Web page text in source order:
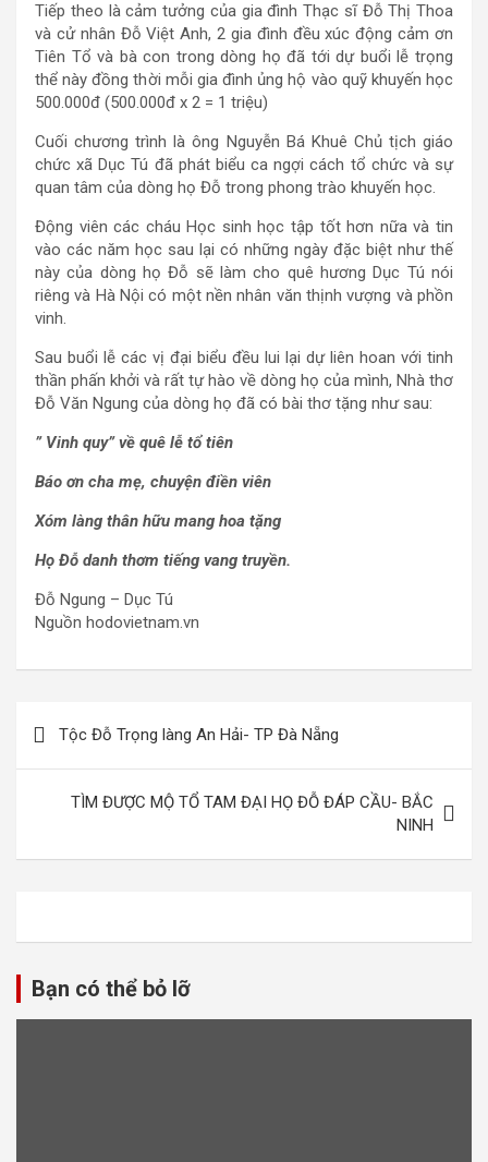
Tiếp theo là cảm tưởng của gia đình Thạc sĩ Đỗ Thị Thoa
và cử nhân Đỗ Việt Anh, 2 gia đình đều xúc động cảm ơn
Tiên Tổ và bà con trong dòng họ đã tới dự buổi lễ trọng
thể này đồng thời mỗi gia đình ủng hộ vào quỹ khuyến học
500.000đ (500.000đ x 2 = 1 triệu)
Cuối chương trình là ông Nguyễn Bá Khuê Chủ tịch giáo
chức xã Dục Tú đã phát biểu ca ngợi cách tổ chức và sự
quan tâm của dòng họ Đỗ trong phong trào khuyến học.
Động viên các cháu Học sinh học tập tốt hơn nữa và tin
vào các năm học sau lại có những ngày đặc biệt như thế
này của dòng họ Đỗ sẽ làm cho quê hương Dục Tú nói
riêng và Hà Nội có một nền nhân văn thịnh vượng và phồn
vinh.
Sau buổi lễ các vị đại biểu đều lui lại dự liên hoan với tinh
thần phấn khởi và rất tự hào về dòng họ của mình, Nhà thơ
Đỗ Văn Ngung của dòng họ đã có bài thơ tặng như sau:
” Vinh quy” về quê lễ tổ tiên
Báo ơn cha mẹ, chuyện điền viên
Xóm làng thân hữu mang hoa tặng
Họ Đỗ danh thơm tiếng vang truyền.
Đỗ Ngung – Dục Tú
Nguồn hodovietnam.vn
hướng
Tộc Đỗ Trọng làng An Hải- TP Đà Nẵng
TÌM ĐƯỢC MỘ TỔ TAM ĐẠI HỌ ĐỖ ĐÁP CẦU- BẮC
NINH
Bạn có thể bỏ lỡ